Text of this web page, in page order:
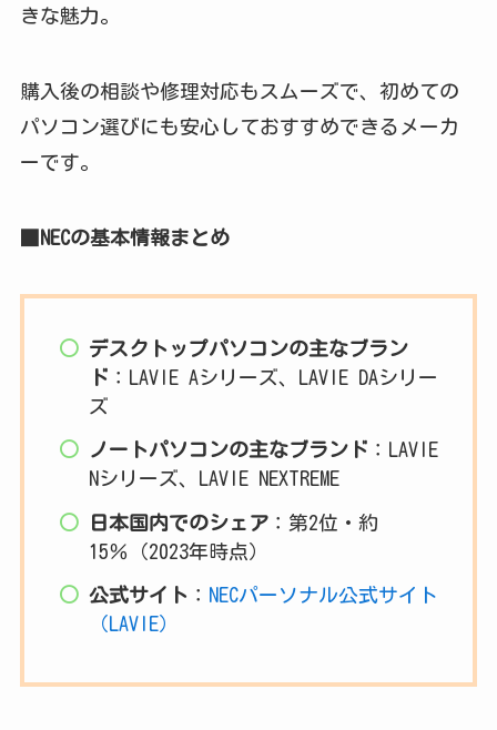
きな魅力。
購入後の相談や修理対応もスムーズで、初めての
パソコン選びにも安心しておすすめできるメーカ
ーです。
■NECの基本情報まとめ
デスクトップパソコンの主なブラン
ド ：LAVIE Aシリーズ、LAVIE DAシリー
ズ
ノートパソコンの主なブランド ：LAVIE
Nシリーズ、LAVIE NEXTREME
日本国内でのシェア ：第2位・約
15％（2023年時点）
公式サイト ： NECパーソナル公式サイト
（LAVIE）